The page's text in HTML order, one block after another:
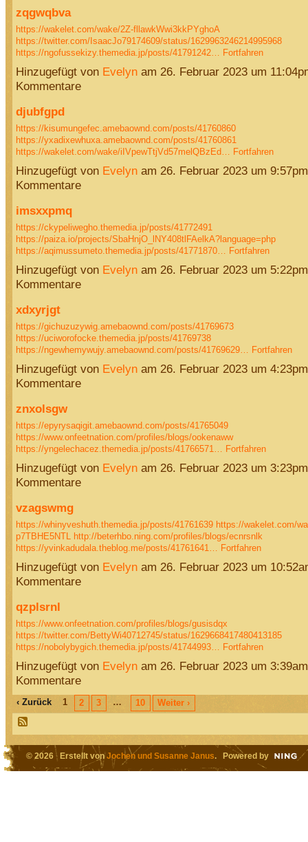
zqgwqbva
https://wakelet.com/wake/2Z-fllawkWwi3kkPYghoA
https://twitter.com/IsaacJo79174609/status/1629963246214995968
https://ngofussekizy.themedia.jp/posts/41791242…
Fortfahren
Hinzugefügt von Evelynam 26. Februar 2023 um
Kommentare
djubfgpd
https://kisumungefec.amebaownd.com/posts/41760860
https://yxadixewhuxa.amebaownd.com/posts/41760861
https://wakelet.com/wake/iIVpewTtjVd57melQBzEd…
Fortfahren
Hinzugefügt von Evelynam 26. Februar 2023 um
Kommentare
imsxxpmq
https://ckypeliwegho.themedia.jp/posts/41772491
https://paiza.io/projects/SbaHnjO_lNY408tlFAelkA?language=php
https://aqimussumeto.themedia.jp/posts/41771870…
Fortfahren
Hinzugefügt von Evelynam 26. Februar 2023 um
Kommentare
xdxyrjgt
https://gichuzuzywig.amebaownd.com/posts/41769673
https://uciworofocke.themedia.jp/posts/41769738
https://ngewhemywujy.amebaownd.com/posts/41769629…
Fortfahren
Hinzugefügt von Evelynam 26. Februar 2023 um
Kommentare
znxolsgw
https://epyrysaqigit.amebaownd.com/posts/41765049
https://www.onfeetnation.com/profiles/blogs/ookenaww
https://yngelechacez.themedia.jp/posts/41766571…
Fortfahren
Hinzugefügt von Evelynam 26. Februar 2023 um
Kommentare
vzagswmg
https://whinyveshuth.themedia.jp/posts/41761639 https://wakelet.com/
p7TBHE5NTL http://beterhbo.ning.com/profiles/blogs/ecnrsnlk
https://yvinkadudala.theblog.me/posts/41761641…
Fortfahren
Hinzugefügt von Evelynam 26. Februar 2023 um
Kommentare
qzplsrnl
https://www.onfeetnation.com/profiles/blogs/gusisdqx
https://twitter.com/BettyWi40712745/status/1629668417480413185
https://nobolybygich.themedia.jp/posts/41744993…
Fortfahren
Hinzugefügt von Evelynam 26. Februar 2023 um
Kommentare
‹ Zurück 1 2 3 … 10 Weiter ›
© 2026 Erstellt vonJochen und Susanne Janus. Powered by